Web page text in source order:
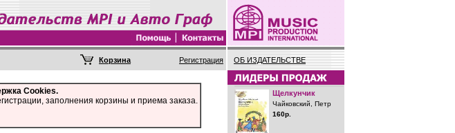
Регистрация ОБ ИЗДАТЕЛЬСТВЕ
Cookies.
заполнения корзины и приема заказа.
Щелкунчик
Чайковский, Петр
160р.